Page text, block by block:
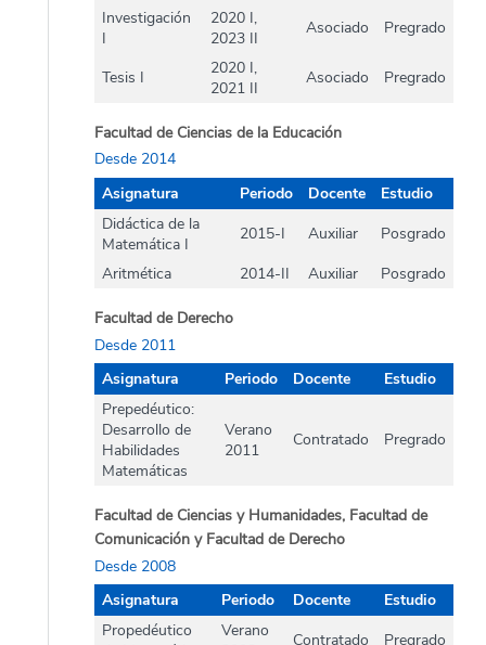
Investigación
I
2020 I,
2023 II
Asociado Pregrado
Tesis I
2020 I,
2021 II
Asociado Pregrado
Facultad de Ciencias de la Educación
Desde 2014
Asignatura
Periodo Docente
Estudio
Didáctica de la
Matemática I
2015-I Auxiliar
Posgrado
Aritmética
2014-II Auxiliar Posgrado
Facultad de Derecho
Desde 2011
Asignatura
Periodo Docente
Estudio
Prepedéutico:
Desarrollo de
Habilidades
Matemáticas
Verano
2011
Contratado Pregrado
Facultad de Ciencias y Humanidades, Facultad de
Comunicación y Facultad de Derecho
Desde 2008
Asignatura
Periodo Docente
Estudio
Propedéutico
Verano
Contratado Pregrado